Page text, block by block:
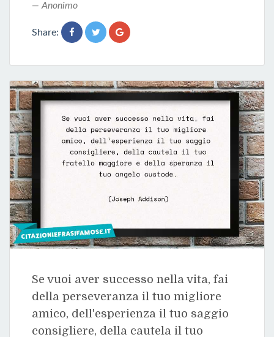
Anonimo
Share:
Se vuoi aver successo nella vita, fai
della perseveranza il tuo migliore
amico, dell'esperienza il tuo saggio
consigliere, della cautela il tuo